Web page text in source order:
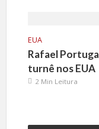
EUA
Rafael
turnê nos EUA
2 Min Leitura